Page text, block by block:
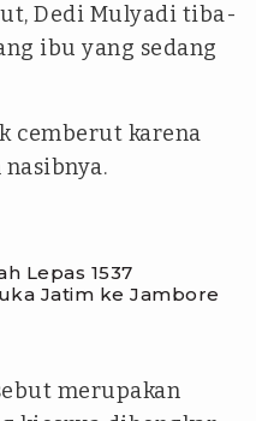
Dedi Mulyadi tiba-
ibu yang sedang
cemberut karena
Lepas 1537
Jatim ke Jambore
merupakan